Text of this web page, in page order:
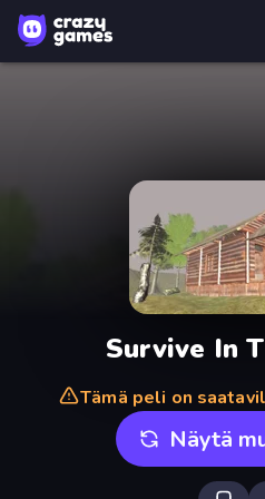
Survive In
Tämä peli on
Näytä